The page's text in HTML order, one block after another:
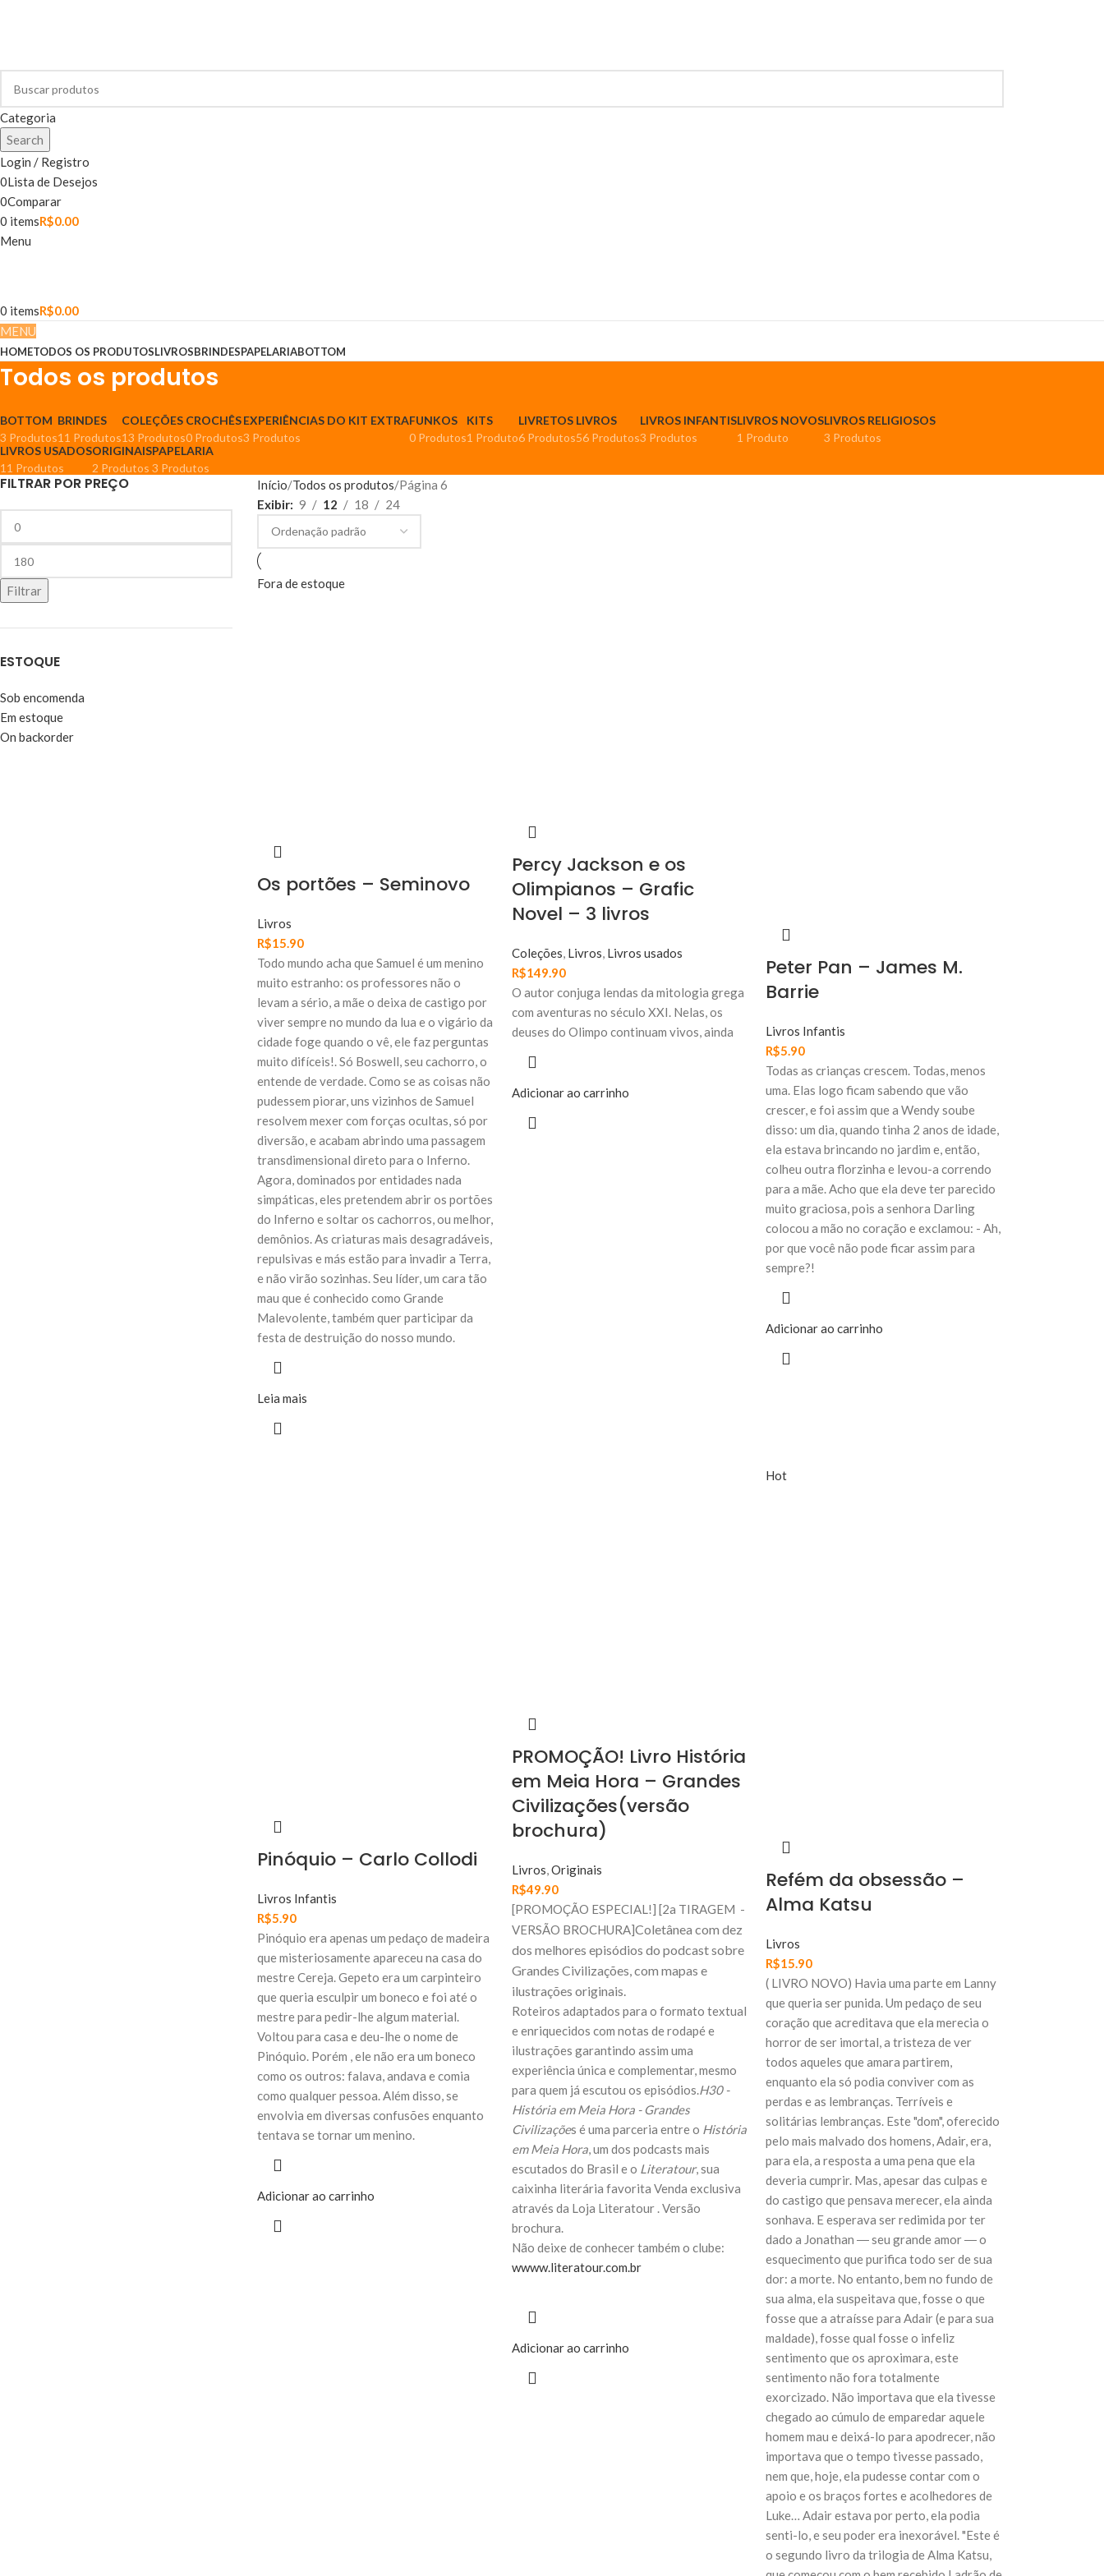
Categoria
Search
Login / Registro
0Lista de Desejos
0Comparar
0 itemsR$0.00
Menu
0 itemsR$0.00
MENU
HOMETODOS OS PRODUTOSLIVROSBRINDESPAPELARIABOTTOM
Todos os produtos
BOTTOM
3 Produtos
BRINDES
11 Produtos
COLEÇÕES
13 Produtos
CROCHÊS
0 Produtos
EXPERIÊNCIAS DO KIT EXTRA
3 Produtos
FUNKOS
0 Produtos
KITS
1 Produto
LIVRETOS
6 Produtos
LIVROS
56 Produtos
LIVROS INFANTIS
3 Produtos
LIVROS NOVOS
1 Produto
LIVROS RELIGIOSOS
3 Produtos
LIVROS USADOS
11 Produtos
ORIGINAIS
2 Produtos
PAPELARIA
3 Produtos
FILTRAR POR PREÇO
Filtrar
ESTOQUE
Sob encomenda
Em estoque
On backorder
Início Todos os produtos Página 6
Exibir
9 12 18 24
Fora de estoque
Os portões – Seminovo
Livros
R$15.90
Todo mundo acha que Samuel é um menino
muito estranho: os professores não o
levam a sério, a mãe o deixa de castigo por
viver sempre no mundo da lua e o vigário da
cidade foge quando o vê, ele faz perguntas
muito difíceis!. Só Boswell, seu cachorro, o
entende de verdade. Como se as coisas não
pudessem piorar, uns vizinhos de Samuel
resolvem mexer com forças ocultas, só por
diversão, e acabam abrindo uma passagem
transdimensional direto para o Inferno.
Agora, dominados por entidades nada
simpáticas, eles pretendem abrir os portões
do Inferno e soltar os cachorros, ou melhor,
demônios. As criaturas mais desagradáveis,
repulsivas e más estão para invadir a Terra,
e não virão sozinhas. Seu líder, um cara tão
mau que é conhecido como Grande
Malevolente, também quer participar da
festa de destruição do nosso mundo.
Leia mais
Percy Jackson e os
Olimpianos – Grafic
Novel – 3 livros
Coleções, Livros, Livros usados
R$149.90
O autor conjuga lendas da mitologia grega
com aventuras no século XXI. Nelas, os
deuses do Olimpo continuam vivos, ainda
Adicionar ao carrinho
Peter Pan – James M.
Barrie
Livros Infantis
R$5.90
Todas as crianças crescem. Todas, menos
uma. Elas logo ficam sabendo que vão
crescer, e foi assim que a Wendy soube
disso: um dia, quando tinha 2 anos de idade,
ela estava brincando no jardim e, então,
colheu outra florzinha e levou-a correndo
para a mãe. Acho que ela deve ter parecido
muito graciosa, pois a senhora Darling
colocou a mão no coração e exclamou: - Ah,
por que você não pode ficar assim para
sempre?!
Adicionar ao carrinho
Pinóquio – Carlo Collodi
Livros Infantis
R$5.90
Pinóquio era apenas um pedaço de madeira
que misteriosamente apareceu na casa do
mestre Cereja. Gepeto era um carpinteiro
que queria esculpir um boneco e foi até o
mestre para pedir-lhe algum material.
Voltou para casa e deu-lhe o nome de
Pinóquio. Porém , ele não era um boneco
como os outros: falava, andava e comia
como qualquer pessoa. Além disso, se
envolvia em diversas confusões enquanto
tentava se tornar um menino.
Adicionar ao carrinho
PROMOÇÃO! Livro História
em Meia Hora – Grandes
Civilizações(versão
brochura)
Livros,Originais
R$49.90
[PROMOÇÃO ESPECIAL!] [2a TIRAGEM -
VERSÃO BROCHURA]Coletânea com dez
dos melhores episódios do podcast sobre
Grandes Civilizações, com mapas e
ilustrações originais.
Roteiros adaptados para o formato textual
e enriquecidos com notas de rodapé e
ilustrações garantindo assim uma
experiência única e complementar, mesmo
para quem já escutou os episódios.H30 -
História em Meia Hora - Grandes
Civilizações é uma parceria entre o História
em Meia Hora, um dos podcasts mais
escutados do Brasil e o Literatour, sua
caixinha literária favorita Venda exclusiva
através da Loja Literatour . Versão
brochura.
Não deixe de conhecer também o clube:
wwww.literatour.com.br
Adicionar ao carrinho
Hot
Refém da obsessão –
Alma Katsu
Livros
R$15.90
( LIVRO NOVO) Havia uma parte em Lanny
que queria ser punida. Um pedaço de seu
coração que acreditava que ela merecia o
horror de ser imortal, a tristeza de ver
todos aqueles que amara partirem,
enquanto ela só podia conviver com as
perdas e as lembranças. Terríveis e
solitárias lembranças. Este "dom", oferecido
pelo mais malvado dos homens, Adair, era,
para ela, a resposta a uma pena que ela
deveria cumprir. Mas, apesar das culpas e
do castigo que pensava merecer, ela ainda
sonhava. E esperava ser redimida por ter
dado a Jonathan ― seu grande amor ― o
esquecimento que purifica todo ser de sua
dor: a morte. No entanto, bem no fundo de
sua alma, ela suspeitava que, fosse o que
fosse que a atraísse para Adair (e para sua
maldade), fosse qual fosse o infeliz
sentimento que os aproximara, este
sentimento não fora totalmente
exorcizado. Não importava que ela tivesse
chegado ao cúmulo de emparedar aquele
homem mau e deixá-lo para apodrecer, não
importava que o tempo tivesse passado,
nem que, hoje, ela pudesse contar com o
apoio e os braços fortes e acolhedores de
Luke… Adair estava por perto, ela podia
senti-lo, e seu poder era inexorável. "Este é
o segundo livro da trilogia de Alma Katsu,